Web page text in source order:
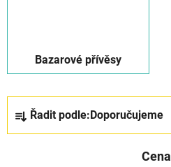
Bazarové přívěsy
Řadit podle: Doporučujeme
Cena